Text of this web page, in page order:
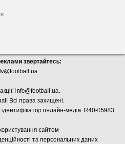
звертайтесь:
info@football.ua.
Всі права захищені.
дентифікатор онлайн-медіа: R40-05983
сайтом
та персональних даних